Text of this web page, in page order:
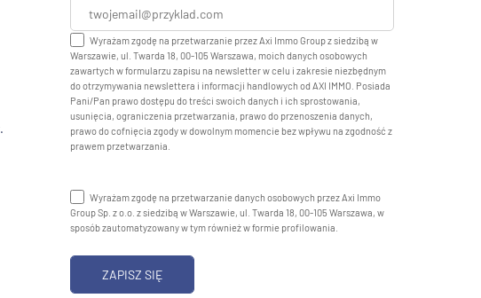
Wyrażam zgodę na przetwarzanie przez Axi Immo Group z siedzibą w
Warszawie, ul. Twarda 18, 00-105 Warszawa, moich danych osobowych
zawartych w formularzu zapisu na newsletter w celu i zakresie niezbędnym
do otrzymywania newslettera i informacji handlowych od AXI IMMO. Posiada
Pani/Pan prawo dostępu do treści swoich danych i ich sprostowania,
usunięcia, ograniczenia przetwarzania, prawo do przenoszenia danych,
prawo do cofnięcia zgody w dowolnym momencie bez wpływu na zgodność z
prawem przetwarzania.
Wyrażam zgodę na przetwarzanie danych osobowych przez Axi Immo
Group Sp. z o.o. z siedzibą w Warszawie, ul. Twarda 18, 00-105 Warszawa, w
sposób zautomatyzowany w tym również w formie profilowania.